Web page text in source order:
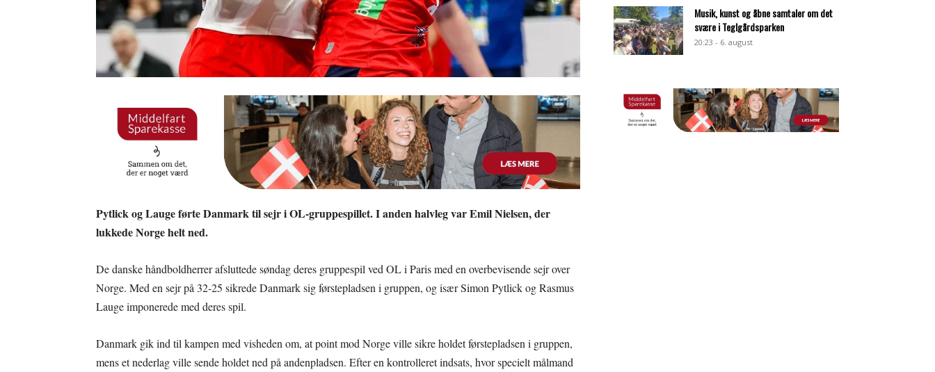
Pytlick og Lauge førte Danmark til sejr i OL-gruppespillet. I anden halvleg var Emil Nielsen, der
lukkede Norge helt ned.
De danske håndboldherrer afsluttede søndag deres gruppespil ved OL i Paris med en overbevisende sejr over
Norge. Med en sejr på 32-25 sikrede Danmark sig førstepladsen i gruppen, og især Simon Pytlick og Rasmus
Lauge imponerede med deres spil.
Danmark gik ind til kampen med visheden om, at point mod Norge ville sikre holdet førstepladsen i gruppen,
mens et nederlag ville sende holdet ned på andenpladsen. Efter en kontrolleret indsats, hvor specielt målmand
Musik, kunst og åbne samtaler om det
svære i Teglgårdsparken
20:23 - 6. august